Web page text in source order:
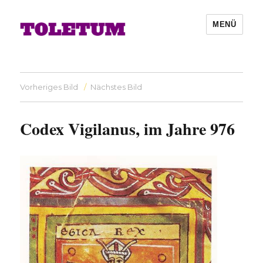
MENÜ
Vorheriges Bild Nächstes Bild
Codex Vigilanus, im Jahre 976